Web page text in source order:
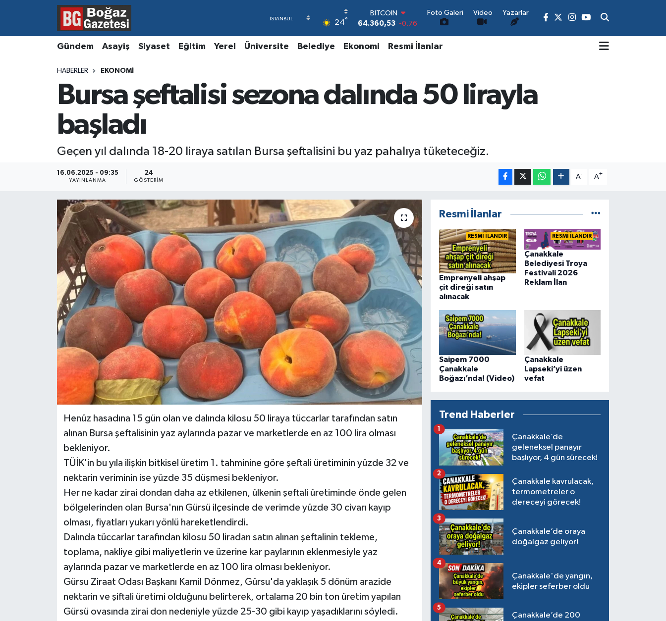
24°
64.360,53
-0.76
DOLAR
47,7069 0.17
EURO
6574.81
1.44
Foto Galeri Video Yazarlar
Gündem Asayiş Siyaset Eğitim Yerel Üniversite Belediye Ekonomi Resmi İlanlar
HABERLER EKONOMI
Bursa şeftalisi sezona dalında 50 lirayla
başladı
Geçen yıl dalında 18-20 liraya satılan Bursa şeftalisini bu yaz pahalıya tüketeceğiz.
16.06.2025 - 09:35
YAYINLANMA
24
GÖSTERIM
A- A+
Henüz hasadına 15 gün olan ve dalında kilosu 50 liraya tüccarlar tarafından satın
alınan Bursa şeftalisinin yaz aylarında pazar ve marketlerde en az 100 lira olması
bekleniyor.
TÜİK'in bu yıla ilişkin bitkisel üretim 1. tahminine göre şeftali üretiminin yüzde 32 ve
nektarin veriminin ise yüzde 35 düşmesi bekleniyor.
Her ne kadar zirai dondan daha az etkilenen, ülkenin şeftali üretiminde önde gelen
bölgelerinden olan Bursa'nın Gürsü ilçesinde de verimde yüzde 30 civarı kayıp
olması, fiyatları yukarı yönlü hareketlendirdi.
Dalında tüccarlar tarafından kilosu 50 liradan satın alınan şeftalinin tekleme,
toplama, nakliye gibi maliyetlerin ve üzerine kar paylarının eklenmesiyle yaz
aylarında pazar ve marketlerde en az 100 lira olması bekleniyor.
Gürsu Ziraat Odası Başkanı Kamil Dönmez, Gürsu'da yaklaşık 5 dönüm arazide
nektarin ve şiftali üretimi olduğunu belirterek, ortalama 20 bin ton üretim yapılan
Gürsü ovasında zirai don nedeniyle yüzde 25-30 gibi kayıp yaşadıklarını söyledi.
Resmi İlanlar
RESMİ İLANDIR
Emprenyeli ahşap
çit direği satın
alınacak
RESMİ İLANDIR
Çanakkale
Belediyesi Troya
Festivali 2026
Reklam İlan
Saipem 7000
Çanakkale
Boğazı’nda! (Video)
Çanakkale
Lapseki’yi üzen
vefat
Trend Haberler
Çanakkale’de
geleneksel panayır
başlıyor, 4 gün sürecek!
1
Çanakkale kavrulacak,
termometreler o
dereceyi görecek!
2
Çanakkale’de oraya
doğalgaz geliyor!
3
Çanakkale'de yangın,
ekipler seferber oldu
4
Çanakkale’de 200
5
Asayiş
Gündem
Hava Durumu
Süper Lig Puan Durumu ve Fikstür
Tüm Manşetler
Son Dakika Haberleri